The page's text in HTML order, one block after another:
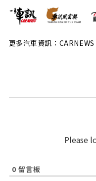
更多汽車資訊：
Please
0 留言板